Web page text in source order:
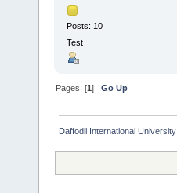
Posts: 10
Test
Pages: [1]Go Up
Daffodil International University